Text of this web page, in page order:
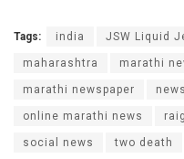
Tags: india JSW Liquid
maharashtra marathi
marathi newspaper news
online marathi news
social news two death